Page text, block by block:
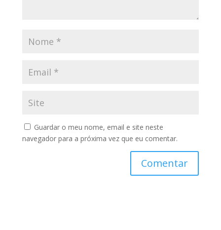
Guardar o meu nome, email e site neste
navegador para a próxima vez que eu comentar.